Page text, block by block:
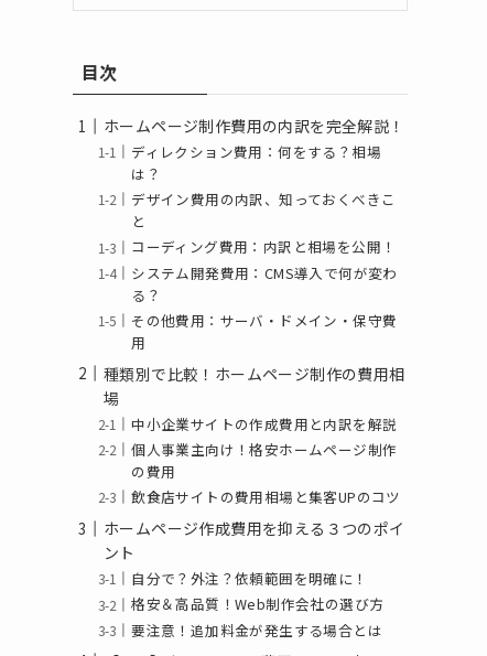
目次
ホームページ制作費用の内訳を完全解説！
ディレクション費用：何をする？相場
は？
デザイン費用の内訳、知っておくべきこ
と
コーディング費用：内訳と相場を公開！
システム開発費用：CMS導入で何が変わ
る？
その他費用：サーバ・ドメイン・保守費
用
種類別で比較！ホームページ制作の費用相
場
中小企業サイトの作成費用と内訳を解説
個人事業主向け！格安ホームページ制作
の費用
飲食店サイトの費用相場と集客UPのコツ
ホームページ作成費用を抑える３つのポイ
ント
自分で？外注？依頼範囲を明確に！
格安＆高品質！Web制作会社の選び方
要注意！追加料金が発生する場合とは